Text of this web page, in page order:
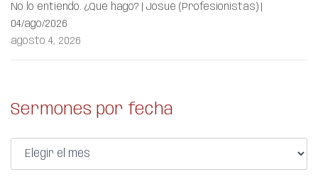
No lo entiendo. ¿Qué hago? | Josué (Profesionistas) |
04/ago/2026
agosto 4, 2026
Sermones por fecha